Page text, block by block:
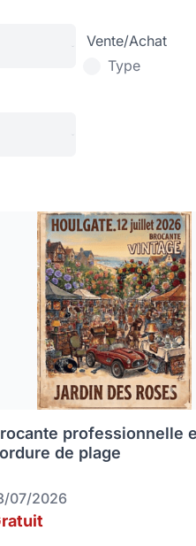
Vente/Achat
Type
professionnelle
de plage
07/2026